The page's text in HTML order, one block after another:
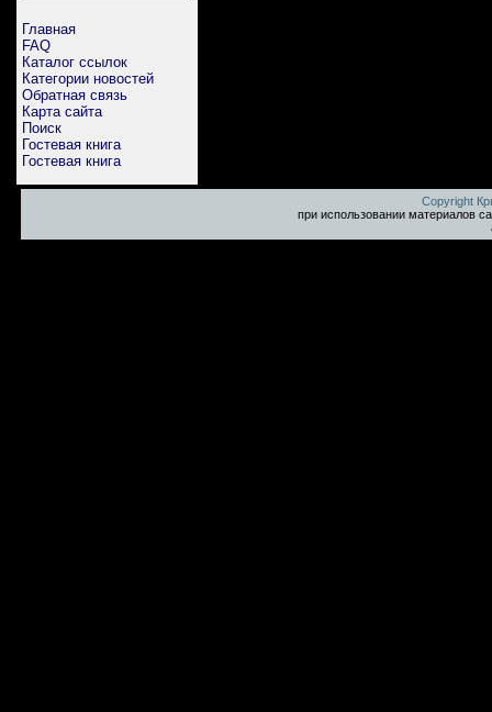
Главная
FAQ
Каталог ссылок
Категории новостей
Обратная связь
Карта сайта
Поиск
Гостевая книга
Гостевая книга
Copyright
при использовании материалов